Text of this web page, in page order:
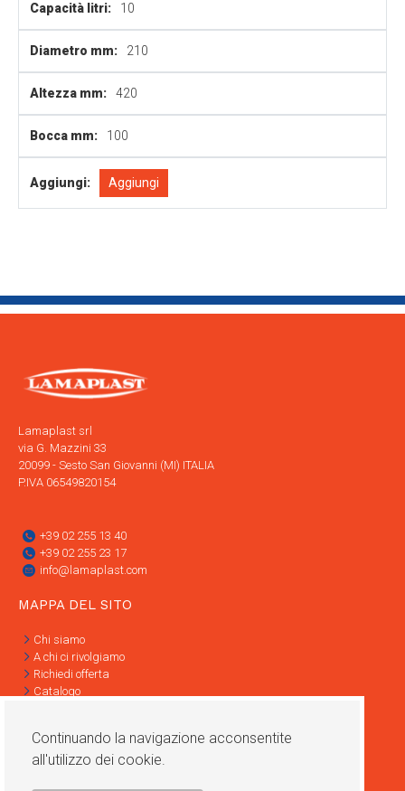
Capacità litri: 10
Diametro mm: 210
Altezza mm: 420
Bocca mm: 100
Aggiungi: Aggiungi
Lamaplast srl
via G. Mazzini 33
20099 - Sesto San Giovanni (MI) ITALIA
P.IVA 06549820154
+39 02 255 13 40
+39 02 255 23 17
info@lamaplast.com
MAPPA DEL SITO
Chi siamo
A chi ci rivolgiamo
Richiedi offerta
Catalogo
Condizioni di vendita
Continuando la navigazione acconsentite
all'utilizzo dei cookie.